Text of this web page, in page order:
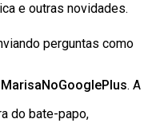
e outras novidades.
perguntas como
. A
do bate-papo,